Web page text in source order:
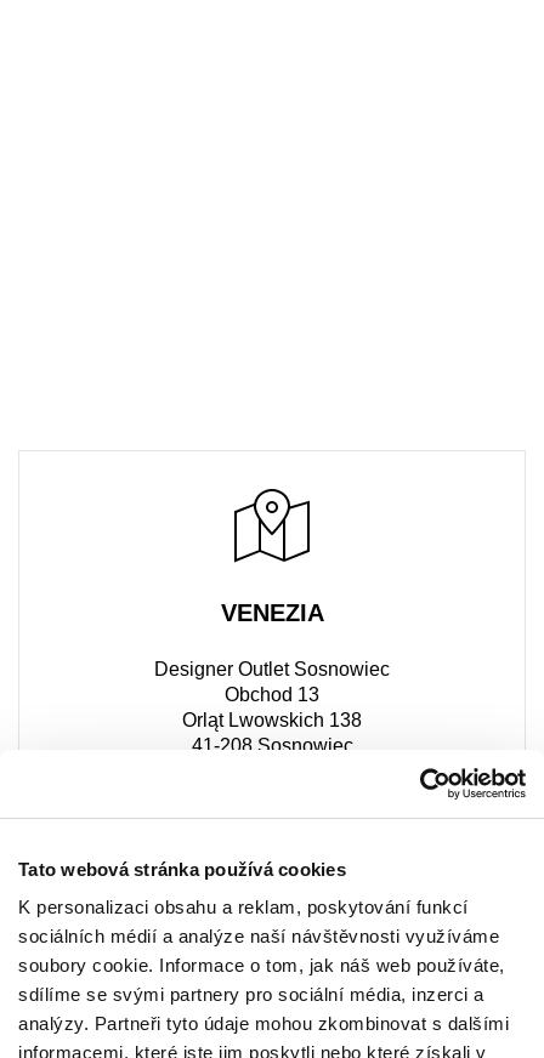
Tato webová stránka používá cookies
K personalizaci obsahu a reklam, poskytování funkcí
sociálních médií a analýze naší návštěvnosti využíváme
soubory cookie. Informace o tom, jak náš web používáte,
sdílíme se svými partnery pro sociální média, inzerci a
analýzy. Partneři tyto údaje mohou zkombinovat s dalšími
informacemi, které jste jim poskytli nebo které získali v
VENEZIA
Designer Outlet Sosnowiec
Obchod 13
Orląt Lwowskich 138
41-208 Sosnowiec